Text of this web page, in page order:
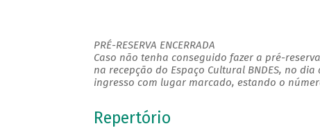
PRÉ-RESERVA ENCERRADA
Caso não tenha conseguido fazer a pré-
na recepção do Espaço Cultural BNDES, no
ingresso com lugar marcado, estando o
Repertório